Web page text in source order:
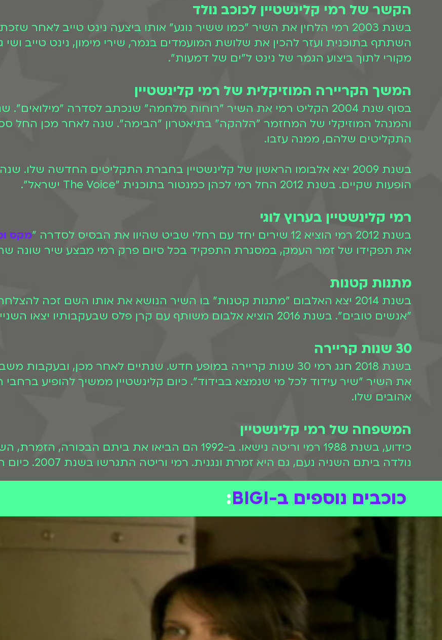
הקשר של רמי קלינשטיין לכוכב נולד
בשנת 2003 רמי הלחין את השיר "כמו ששיר נוגע" אותו ביצעה נינט טייב
השתתף בתוכנית ועזר להכין את שלושת המועמדים בגמר, שירי מימון, נינט טייב ושי
מקורי לתוך ביצוע הגמר של נינט ל"ים של דמעות".
המשך הקריירה המוזיקלית של רמי קלינשטיין
בסוף שנת 2004 הקליט רמי את השיר "רוחות מלחמה" שנכתב לסדרה
והמנהל המוזיקלי של המחזמר "הלהקה" בתיאטרון "הבימה". שנה לאחר מכן החל
התקליטים שלהם, ממנה עזבו.
בשנת 2009 יצא אלבומו הראשון של קלינשטיין בחברת התקליטים החדשה
הופעות שקיים. בשנת 2012 החל רמי לכהן כמנטור בתוכנית "The Voice ישראל".
רמי קלינשטיין בערוץ לוגי
בשנת 2012 רמי הוציא 12 שירים יחד עם רחלי שביט שהיוו את הבסיס לסדרה " מקס
את תפקידו של זמר העמק, במסגרת התפקיד בכל סיום פרק רמי מבצע שיר שונה
מתנות קטנות
בשנת 2014 יצא האלבום "מתנות קטנות" בו השיר הנושא את אותו השם זכה
"אנשים טובים". בשנת 2016 הוציא אלבום משותף עם קרן פלס שבעקבותיו יצאו השניים לסיבוב הופעות.
30 שנות קריירה
בשנת 2018 חגג רמי 30 שנות קריירה במופע חדש. שנתיים לאחר מכן,
את השיר "שיר עידוד לכל מי שנמצא בבידוד". כיום קלינשטיין ממשיך להופיע
אהובים שלו.
המשפחה של רמי קלינשטיין
נולדה ביתם השניה נעם, גם היא זמרת ונגנית. רמי וריטה התגרשו בשנת 2007. כיום רמי נשוי בשנית.
כוכבים נוספים ב-BIGI :